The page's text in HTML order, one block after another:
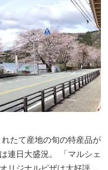
たて産地の旬の特産品が
連日大盛況。 「マルシェ